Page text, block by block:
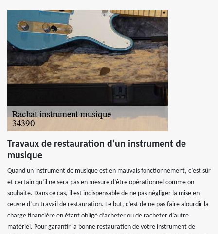
Travaux de restauration d’un instrument de
musique
Quand un instrument de musique est en mauvais fonctionnement, c’est sûr
et certain qu’il ne sera pas en mesure d’être opérationnel comme on
souhaite. Dans ce cas, il est indispensable de ne pas négliger la mise en
œuvre d’un travail de restauration. Le but, c’est de ne pas faire alourdir la
charge financière en étant obligé d’acheter ou de racheter d’autre
matériel. Pour garantir la bonne restauration de votre instrument de